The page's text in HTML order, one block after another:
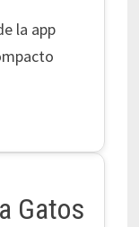
la app
Gatos